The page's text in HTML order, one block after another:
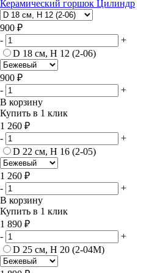
Керамический горшок Цилиндр
900 ₽
-
+
D 18 см, H 12 (2-06)
900 ₽
-
+
В корзину
Купить в 1 клик
1 260 ₽
-
+
D 22 см, H 16 (2-05)
1 260 ₽
-
+
В корзину
Купить в 1 клик
1 890 ₽
-
+
D 25 см, H 20 (2-04М)